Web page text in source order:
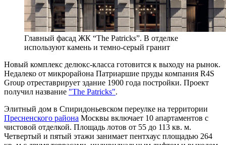
Главный фасад ЖК “The Patricks”. В отделке
используют камень и темно-серый гранит
Новый комплекс делюкс-класса готовится к выходу на рынок.
Недалеко от микрорайона Патриаршие пруды компания R4S
Group отреставрирует здание 1900 года постройки. Проект
получил название "The Patricks".
Элитный дом в Спиридоньевском переулке на территории
Пресненского района Москвы включает 10 апартаментов с
чистовой отделкой. Площадь лотов от 55 до 113 кв. м.
Четвертый и пятый этажи занимает пентхаус площадью 264